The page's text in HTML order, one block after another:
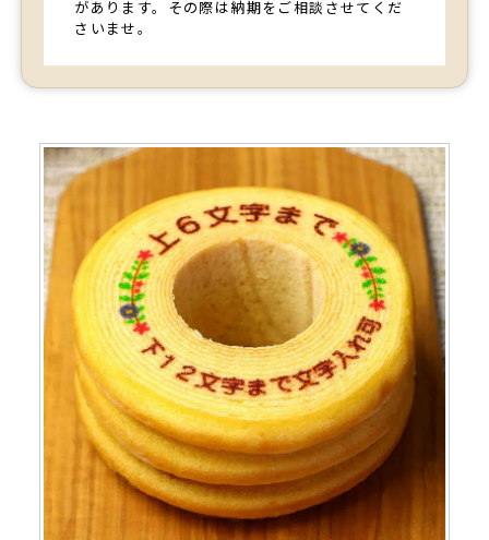
があります。その際は納期をご相談させてくだ
さいませ。